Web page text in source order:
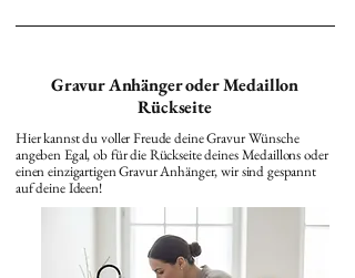
Gravur Anhänger oder Medaillon
Rückseite
Hier kannst du voller Freude deine Gravur Wünsche
angeben Egal, ob für die Rückseite deines Medaillons oder
einen einzigartigen Gravur Anhänger, wir sind gespannt
auf deine Ideen!